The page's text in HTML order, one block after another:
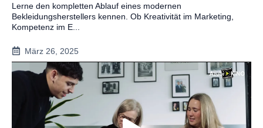
Lerne den kompletten Ablauf eines modernen
Bekleidungsherstellers kennen. Ob Kreativität im Marketing,
Kompetenz im E...
März 26, 2025